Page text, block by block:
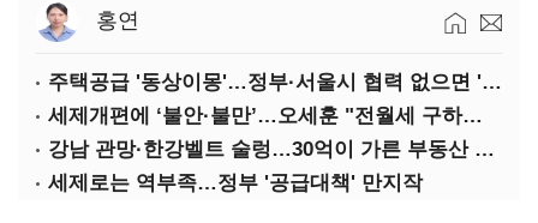
홍연
주택공급 '동상이몽'…정부·서울시 협력 없으면 '공수표'
세제개편에 ‘불안·불만’…오세훈 "전월세 구하기 더 힘들어질 것"
강남 관망·한강벨트 술렁…30억이 가른 부동산 민심
세제로는 역부족…정부 '공급대책' 만지작